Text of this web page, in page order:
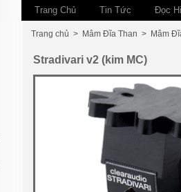
Trang Chủ Tin Tức Đọc
Trang chủ > Mâm Đĩa Than > Mâm
Stradivari v2 (kim MC)